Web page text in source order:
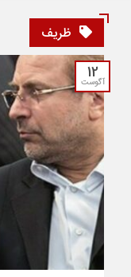
ظریف
12
آگوست